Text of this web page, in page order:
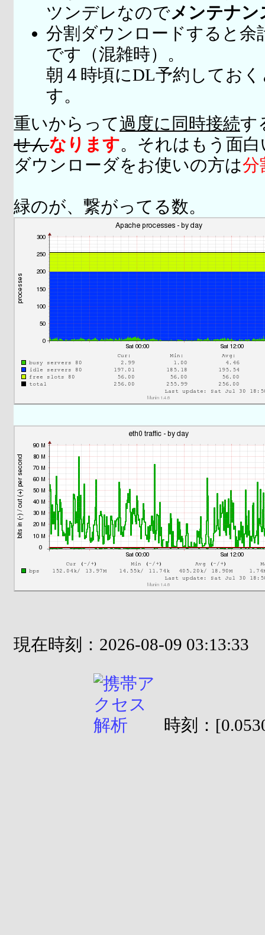
ツンデレなのでメンテナ
分割ダウンロードすると余
です（混雑時）。
朝４時頃にDL予約してお
す。
重いからって過度に同時接続す
せんなります。それはもう面
ダウンローダをお使いの方は分
緑のが、繋がってる数。
現在時刻：2026-08-09 03:13:33
時刻：